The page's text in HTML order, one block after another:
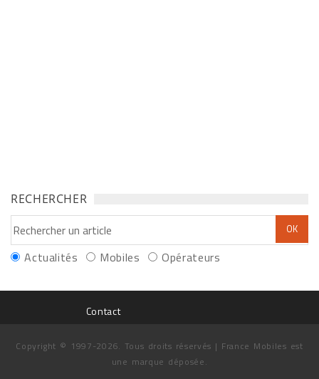
RECHERCHER
Actualités Mobiles Opérateurs
Contact
Copyright © 1997-2026. Tous droits réservés | France Mobiles est
une marque déposée.